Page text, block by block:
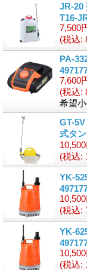
JR-20
T16-
7,500
(税込:
PA-
7,600
(税込:
希望
GT-
式タ
(税込:
YK-
(税込:
YK-
(税込: